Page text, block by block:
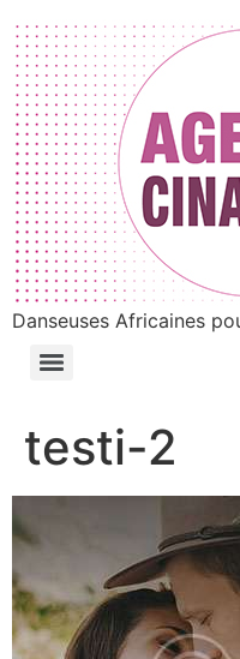
Danseuses Africaines
testi-2